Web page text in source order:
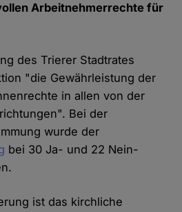
Arbeitnehmerrechte für
des Trierer Stadtrates
"die Gewährleistung der
in allen von der
Bei der
wurde der
bei 30 Ja- und 22 Nein-
ist das kirchliche